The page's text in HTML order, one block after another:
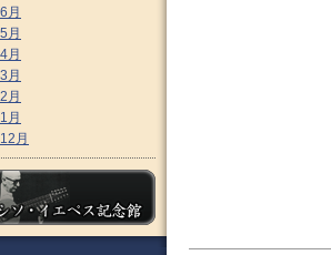
月
月
月
月
月
月
月